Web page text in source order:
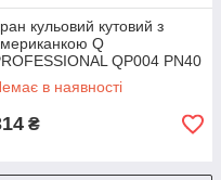
кульовий кутовий з
Q
QP004 PN40
2" антипротічка, Білий
в наявності
₴